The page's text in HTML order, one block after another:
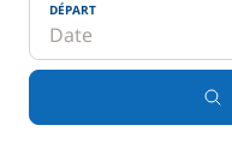
DÉPART